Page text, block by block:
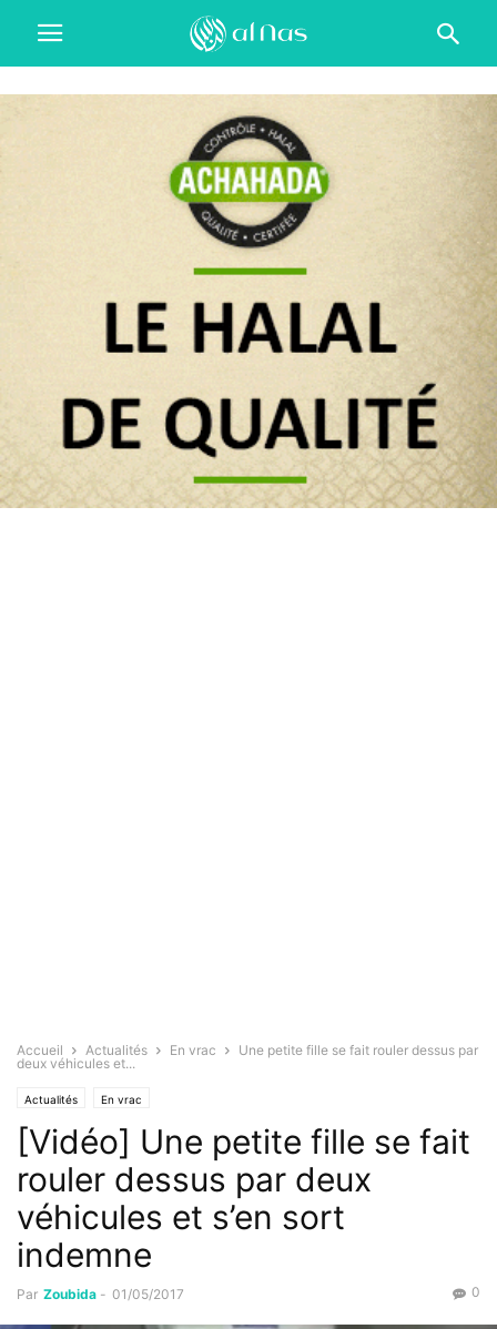
Accueil Actualités En vrac
Une petite fille se fait rouler dessus par
deux véhicules et...
Actualités En vrac
[Vidéo] Une petite fille se fait
rouler dessus par deux
véhicules et s’en sort
indemne
Par Zoubida - 01/05/2017 0